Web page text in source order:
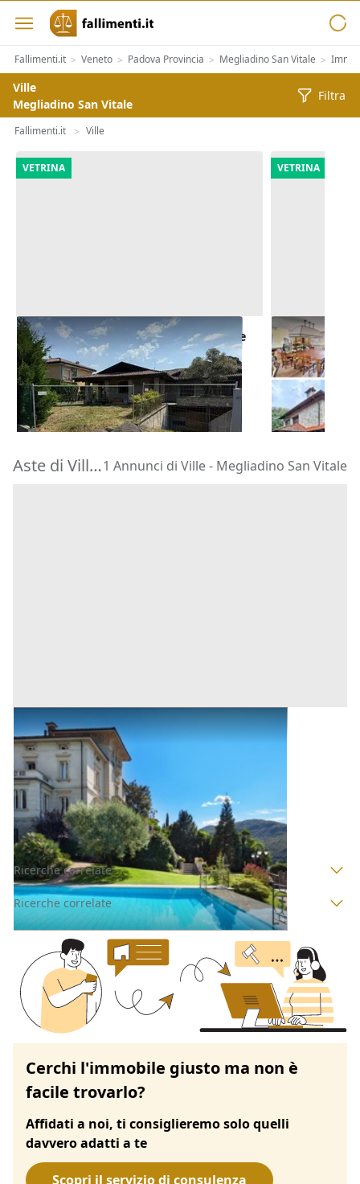
Fallimenti.it > Veneto > Padova Provincia > Megliadino San Vitale >
Ville
Megliadino San Vitale
Filtra
Fallimenti.it > Ville
VETRINA
Asta Abitazione in villa bifamiliare
da completare con pertinenze
Calusco d'Adda (Bergamo)
194.022 €
10/09/2026
VETRINA
Asta
Camaiore
879.814 €
09/10/2026
Aste di Ville Megliadino San Vitale1 Annunci di Ville - Megliadino San Vitale
Asta Porzione di villetta trifamiliare
Megliadino San Vitale (Padova)
Offerta minima
20.000 €
Codice asta:f42db152
Asta chiusa
Ricerche correlate
Ricerche correlate
Cerchi l'immobile giusto ma non è
facile trovarlo?
Affidati a noi, ti consiglieremo solo quelli
davvero adatti a te
Scopri il servizio di consulenza